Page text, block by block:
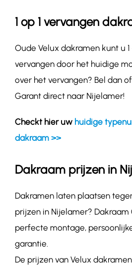
1 op 1 vervangen
Oude Velux dakramen kunt u 1
vervangen door het huidige
over het vervangen? Bel dan
Garant direct naar Nijelamer!
Checkt hier uw huidige
dakraam >>
Dakraam prijzen in
Dakramen laten plaatsen
prijzen in Nijelamer? Dakraam
perfecte montage,
garantie.
De prijzen van Velux